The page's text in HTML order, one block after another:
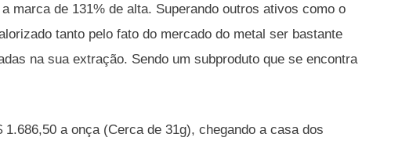
marca de 131% de alta. Superando outros ativos como o
tanto pelo fato do mercado do metal ser bastante
na sua extração. Sendo um subproduto que se encontra
a onça (Cerca de 31g), chegando a casa dos